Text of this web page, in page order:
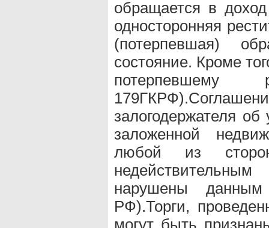
обращается в
односторонняя
(потерпевшая)
состояние. Кроме
залогодержателя
заложенной
любой из
нарушены
РФ).Торги,
могут быть